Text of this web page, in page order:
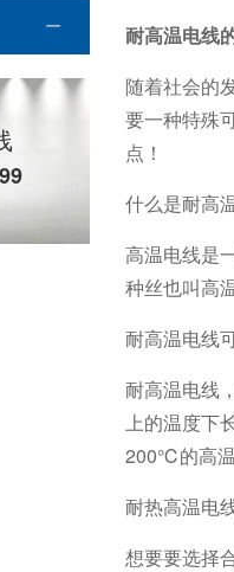
耐高温电线
随着社会的
要一种特殊
点！
什么是耐高
高温电线是
种丝也叫高
耐高温电线
耐高温电线
上的温度下
200℃的高温
耐热高温电
想要要选择